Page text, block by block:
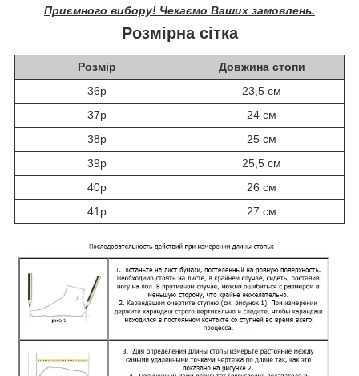
Приємного вибору! Чекаємо Ваших замовлень.
Розмірна сітка
Розмір
Довжина стопи
36р
23,5 см
37р
24 см
38р
25 см
39р
25,5 см
40р
26 см
41р
27 см